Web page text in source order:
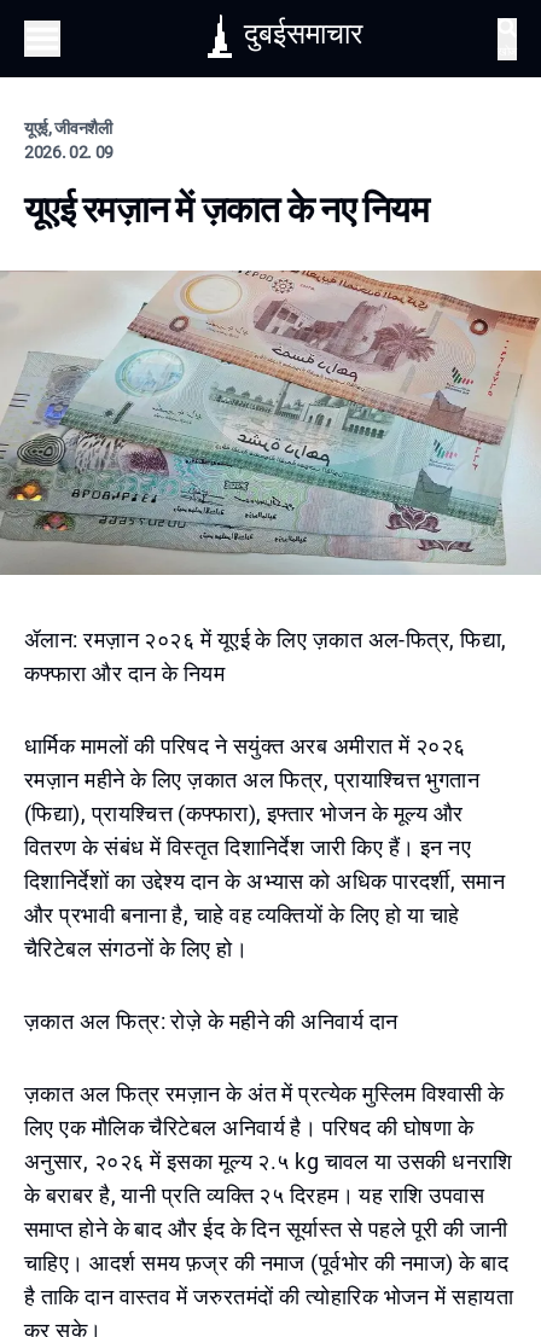
दुबईसमाचार
यूएई, जीवनशैली
2026. 02. 09
यूएई रमज़ान में ज़कात के नए नियम
ॲलान: रमज़ान २०२६ में यूएई के लिए ज़कात अल-फित्र, फिद्या,
कफ्फारा और दान के नियम
धार्मिक मामलों की परिषद ने सयुंक्त अरब अमीरात में २०२६
रमज़ान महीने के लिए ज़कात अल फित्र, प्रायाश्चित्त भुगतान
(फिद्या), प्रायश्चित्त (कफ्फारा), इफ्तार भोजन के मूल्य और
वितरण के संबंध में विस्तृत दिशानिर्देश जारी किए हैं। इन नए
दिशानिर्देशों का उद्देश्य दान के अभ्यास को अधिक पारदर्शी, समान
और प्रभावी बनाना है, चाहे वह व्यक्तियों के लिए हो या चाहे
चैरिटेबल संगठनों के लिए हो।
ज़कात अल फित्र: रोज़े के महीने की अनिवार्य दान
ज़कात अल फित्र रमज़ान के अंत में प्रत्येक मुस्लिम विश्वासी के
लिए एक मौलिक चैरिटेबल अनिवार्य है। परिषद की घोषणा के
अनुसार, २०२६ में इसका मूल्य २.५ kg चावल या उसकी धनराशि
के बराबर है, यानी प्रति व्यक्ति २५ दिरहम। यह राशि उपवास
समाप्त होने के बाद और ईद के दिन सूर्यास्त से पहले पूरी की जानी
चाहिए। आदर्श समय फ़ज्र की नमाज (पूर्वभोर की नमाज) के बाद
है ताकि दान वास्तव में जरुरतमंदों की त्योहारिक भोजन में सहायता
कर सके।